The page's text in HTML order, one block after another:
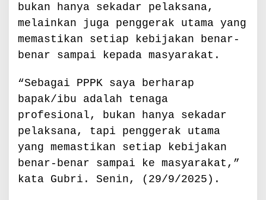
n
a
n
u
i
bukan hanya sekadar pelaksana,
melainkan juga penggerak utama yang
memastikan setiap kebijakan benar-
benar sampai kepada masyarakat.
“Sebagai PPPK saya berharap
bapak/ibu adalah tenaga
profesional, bukan hanya sekadar
pelaksana, tapi penggerak utama
yang memastikan setiap kebijakan
benar-benar sampai ke masyarakat,”
kata Gubri. Senin, (29/9/2025).